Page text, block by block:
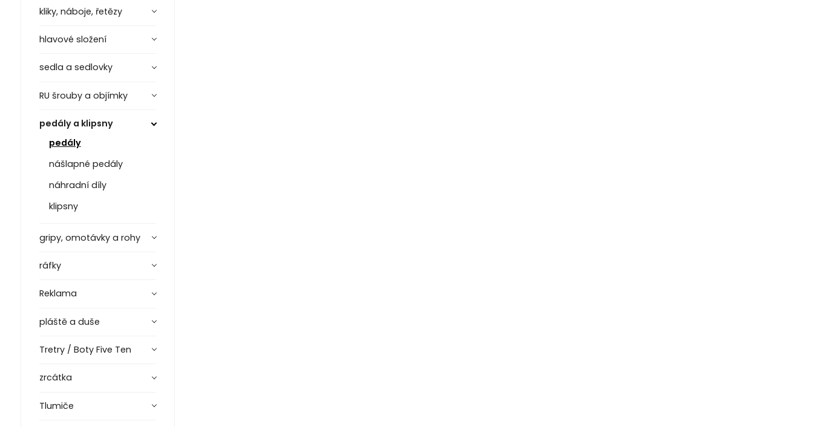
kliky, náboje, řetězy
hlavové složení
sedla a sedlovky
RU šrouby a objímky
pedály a klipsny
pedály
nášlapné pedály
náhradní díly
klipsny
gripy, omotávky a rohy
ráfky
Reklama
pláště a duše
Tretry / Boty Five Ten
zrcátka
Tlumiče